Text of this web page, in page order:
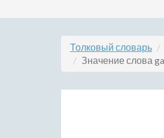
Толковый словарь
Значение слова